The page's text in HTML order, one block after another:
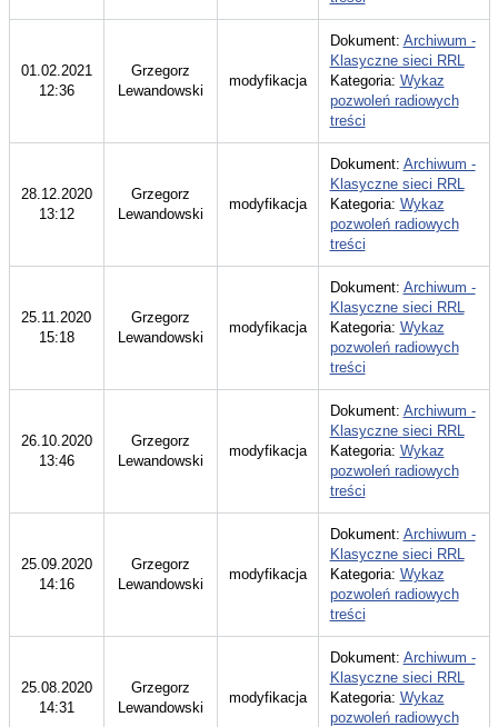
01.02.2021
12:36
Grzegorz
Lewandowski
modyfikacja
Dokument: Archiwum -
Klasyczne sieci RRL
Kategoria: Wykaz
pozwoleń radiowych
treści
28.12.2020
13:12
Grzegorz
Lewandowski
modyfikacja
Dokument: Archiwum -
Klasyczne sieci RRL
Kategoria: Wykaz
pozwoleń radiowych
treści
25.11.2020
15:18
Grzegorz
Lewandowski
modyfikacja
Dokument: Archiwum -
Klasyczne sieci RRL
Kategoria: Wykaz
pozwoleń radiowych
treści
26.10.2020
13:46
Grzegorz
Lewandowski
modyfikacja
Dokument: Archiwum -
Klasyczne sieci RRL
Kategoria: Wykaz
pozwoleń radiowych
treści
25.09.2020
14:16
Grzegorz
Lewandowski
modyfikacja
Dokument: Archiwum -
Klasyczne sieci RRL
Kategoria: Wykaz
pozwoleń radiowych
treści
25.08.2020
14:31
Grzegorz
Lewandowski
modyfikacja
Dokument: Archiwum -
Klasyczne sieci RRL
Kategoria: Wykaz
pozwoleń radiowych